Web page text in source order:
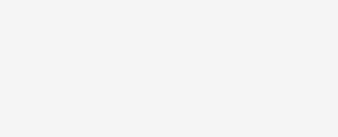
stoornissen die samenhangen met slaapproblemen